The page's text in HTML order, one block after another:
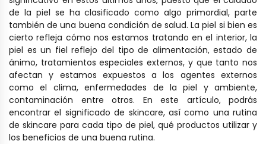
de la piel se ha clasificado como algo primordial, parte
también de una buena condición de salud. La piel si bien es
cierto refleja cómo nos estamos tratando en el interior, la
piel es un fiel reflejo del tipo de alimentación, estado de
ánimo, tratamientos especiales externos, y que tanto nos
afectan y estamos expuestos a los agentes externos
como el clima, enfermedades de la piel y ambiente,
contaminación entre otros. En este artículo, podrás
encontrar el significado de skincare, así como una rutina
de skincare para cada tipo de piel, qué productos utilizar y
los beneficios de una buena rutina.